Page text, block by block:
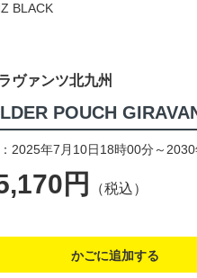
BLACK
ヴァンツ北九州
POUCH
2025年7月10日18時00分～
円 （税込）
かごに追加する